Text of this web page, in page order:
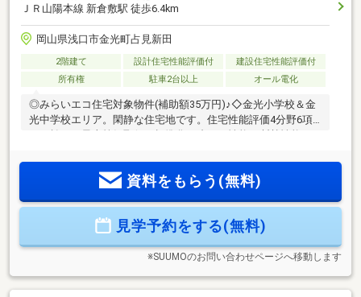
ＪＲ山陽本線 新倉敷駅 徒歩6.4km
岡山県浅口市金光町占見新田
2階建て 設計住宅性能評価付
建設住宅性能評価付
所有権
駐車2台以上 オール電化
◎みらいエコ住宅対象物件(補助額35万円)♪◇金光小学校＆金
光中学校エリア。閑静な住宅地です。住宅性能評価4分野6項
(分譲住宅シェアNo.1の飯田グループH)お引渡しから6ヶ月・2
年・5年・10年後、計4回の無料定期点検。長期保証システム
価格となっております。物件や住宅ローンに関するご相談
資料をもらう(無料)
見学予約をする(無料)
※SUUMOのお問い合わせページへ移動します